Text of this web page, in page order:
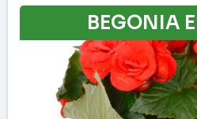
BEGONIA